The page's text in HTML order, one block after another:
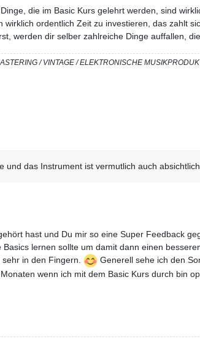
die im Basic Kurs gelehrt werden, sind
ordentlich Zeit zu investieren, das zahlt
werden dir selber zahlreiche Dinge auffallen,
/ VINTAGE / ELEKTRONISCHE
das Instrument ist vermutlich auch
hast und Du mir so eine Super Feedback
lernen sollte um damit dann einen
in den Fingern.
Generell sehe ich den
wenn ich mit dem Basic Kurs durch bin